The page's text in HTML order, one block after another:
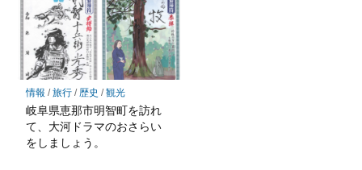
情報 /旅行/歴史 /観光
岐阜県恵那市明智町を訪れ
て、大河ドラマのおさらい
をしましょう。